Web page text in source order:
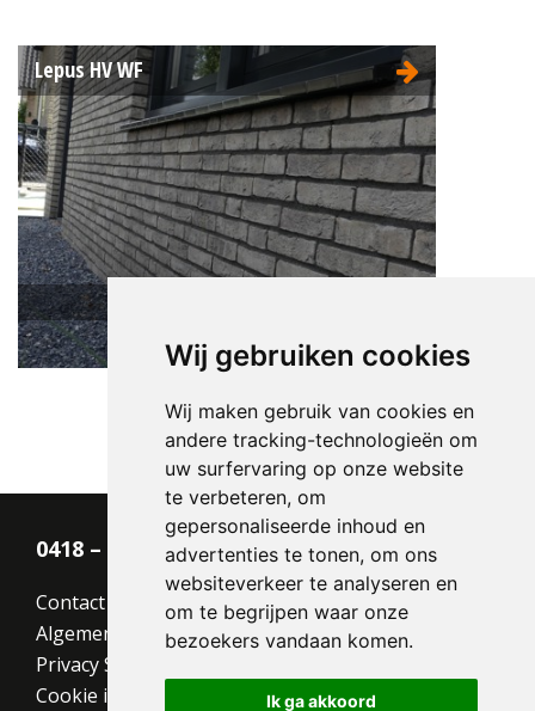
Wij gebruiken cookies
Wij maken gebruik van cookies en
andere tracking-technologieën om
uw surfervaring op onze website
te verbeteren, om
gepersonaliseerde inhoud en
advertenties te tonen, om ons
websiteverkeer te analyseren en
om te begrijpen waar onze
bezoekers vandaan komen.
Ik ga akkoord
Lepus HV WF
0418 – 55 22 21
Contact
Algemene voorwaarden
Privacy Statement
Cookie instellingen